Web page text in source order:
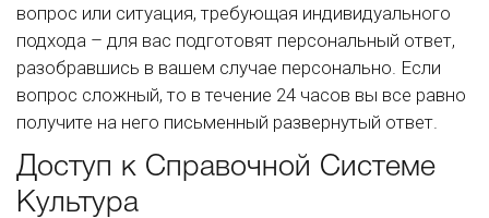
вопрос или ситуация, требующая индивидуального
подхода – для вас подготовят персональный ответ,
разобравшись в вашем случае персонально. Если
вопрос сложный, то в течение 24 часов вы все равно
получите на него письменный развернутый ответ.
Доступ к Справочной Системе
Культура